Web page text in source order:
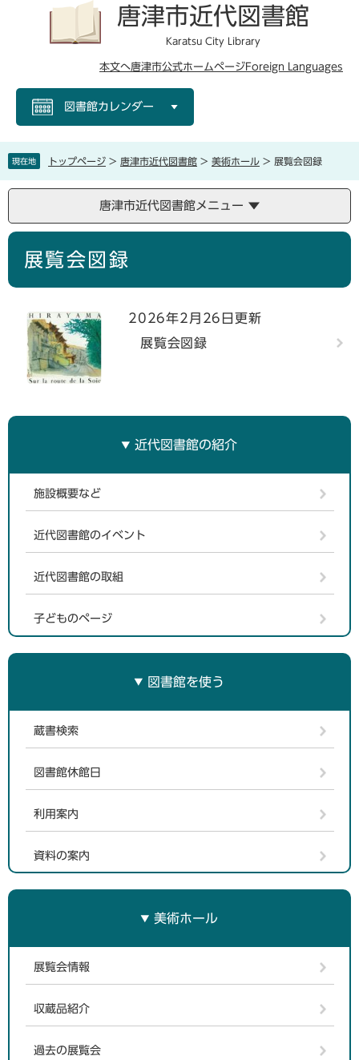
。
て
へ
唐津市近代図書館
Karatsu City Library
本文へ唐津市公式ホームページForeign Languages
図書館カレンダー
現在地 トップページ > 唐津市近代図書館 > 美術ホール > 展覧会図録
唐津市近代図書館メニュー
本
展覧会図録
2026年2月26日更新
展覧会図録
近代図書館の紹介
施設概要など
近代図書館のイベント
近代図書館の取組
子どものページ
図書館を使う
蔵書検索
図書館休館日
利用案内
資料の案内
美術ホール
展覧会情報
収蔵品紹介
過去の展覧会